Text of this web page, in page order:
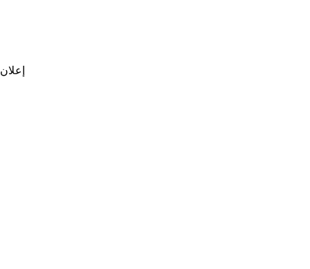
إعلان